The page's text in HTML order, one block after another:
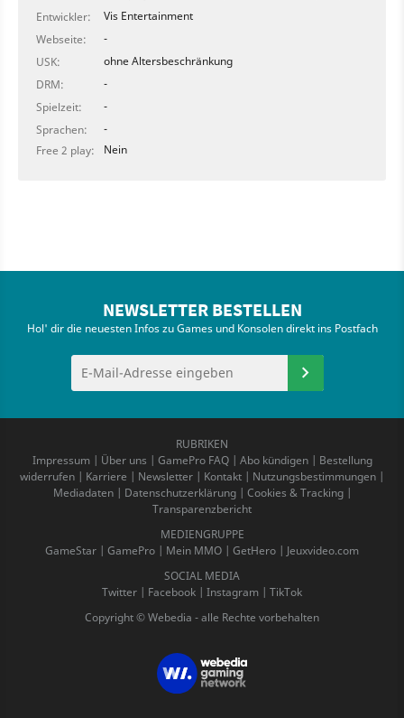
Entwickler:
Vis Entertainment
Webseite:
-
USK:
ohne Altersbeschränkung
DRM:
-
Spielzeit:
-
Sprachen:
-
Free 2 play:
Nein
NEWSLETTER BESTELLEN
Hol' dir die neuesten Infos zu Games und Konsolen direkt ins Postfach
RUBRIKEN
Impressum| Über uns | GamePro FAQ| Abo kündigen| Bestellung
widerrufen | Karriere | Newsletter | Kontakt | Nutzungsbestimmungen |
Mediadaten| Datenschutzerklärung| Cookies & Tracking|
Transparenzbericht
MEDIENGRUPPE
GameStar | GamePro | Mein MMO | GetHero | Jeuxvideo.com
SOCIAL MEDIA
Twitter | Facebook | Instagram | TikTok
Copyright © Webedia - alle Rechte vorbehalten